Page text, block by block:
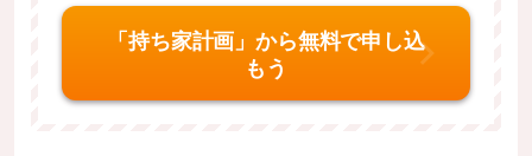
「持ち家計画」から無料で申し込
もう